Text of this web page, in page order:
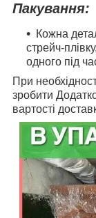
Пакування:
Кожна
стрейч-
одного під
При
зробити
вартості